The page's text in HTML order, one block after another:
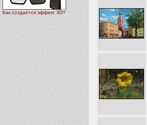
Как создаётся эффект 3D?